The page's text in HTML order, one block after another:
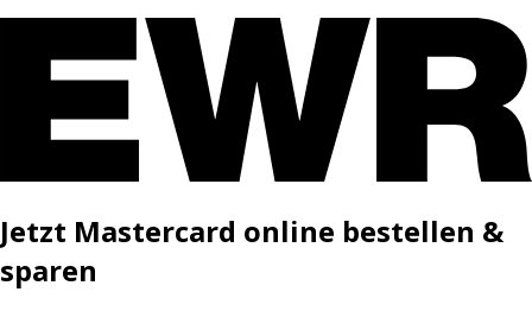
Jetzt Mastercard online bestellen &
sparen